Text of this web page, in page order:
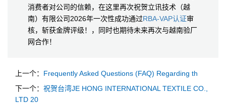
消费者对公司的信赖，在这里再次祝贺立讯技术（越
南）有限公司2026年一次性成功通过RBA-VAP认证审
核，斩获金牌评级！，同时也期待未来再次与越南验厂
网合作！
上一个： Frequently Asked Questions (FAQ) Regarding th
下一个： 祝贺台湾JE HONG INTERNATIONAL TEXTILE CO.,
LTD 20